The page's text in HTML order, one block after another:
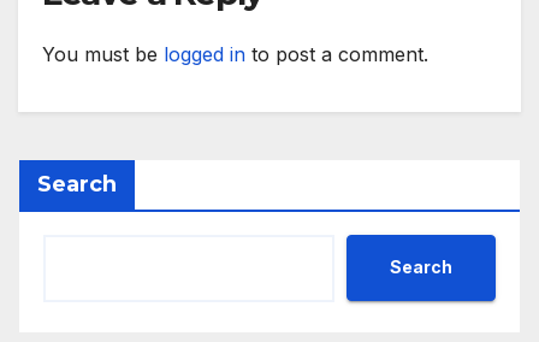
You must be logged in to post a comment.
Search
Search